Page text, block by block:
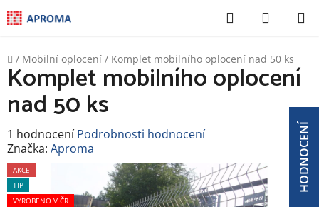
Přejít
na
obsah
Hledat
KOŠÍK
Domů
/ Mobilní oplocení / Komplet mobilního oplocení nad 50 ks
Komplet mobilního oplocení
nad 50 ks
Průměrné
hodnocení
je
5,0
1 hodnocení Podrobnosti hodnocení
Značka: Aproma
AKCE
TIP
VYROBENO V ČR
HODNOCENÍ